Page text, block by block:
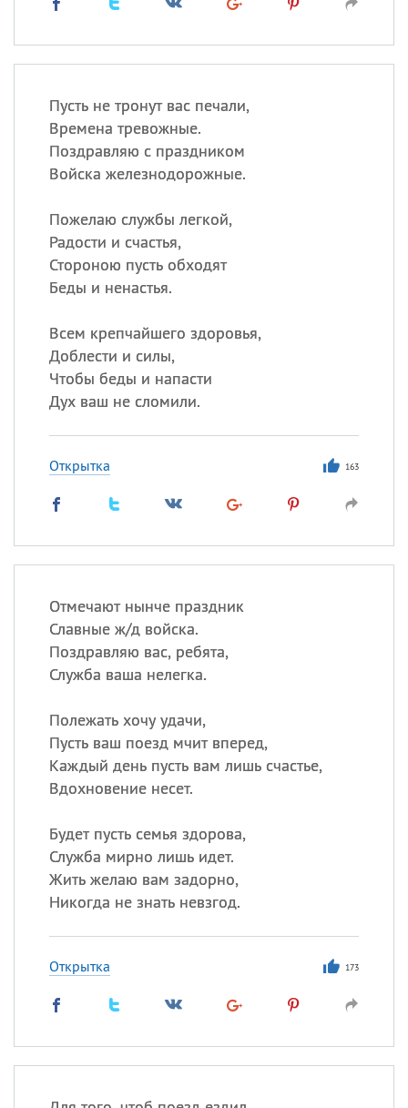
Пусть не тронут вас печали,
Времена тревожные.
Поздравляю с праздником
Войска железнодорожные.
Пожелаю службы легкой,
Радости и счастья,
Стороною пусть обходят
Беды и ненастья.
Всем крепчайшего здоровья,
Доблести и силы,
Чтобы беды и напасти
Дух ваш не сломили.
Открытка 163
Отмечают нынче праздник
Славные ж/д войска.
Поздравляю вас, ребята,
Служба ваша нелегка.
Полежать хочу удачи,
Пусть ваш поезд мчит вперед,
Каждый день пусть вам лишь счастье,
Вдохновение несет.
Будет пусть семья здорова,
Служба мирно лишь идет.
Жить желаю вам задорно,
Никогда не знать невзгод.
Открытка 173